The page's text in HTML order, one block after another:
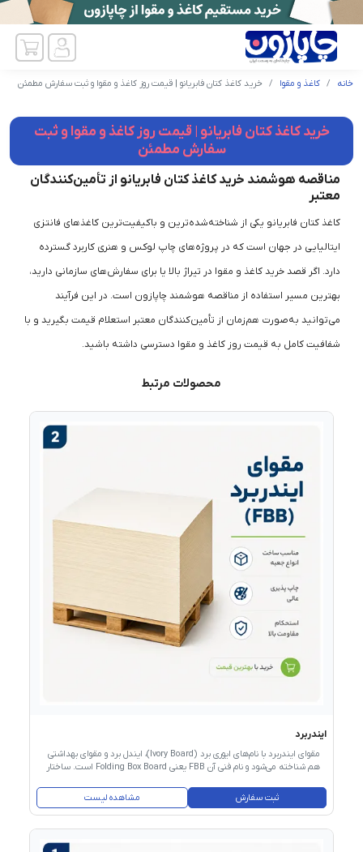
خانه کاغذ و مقوا خرید کاغذ کتان فابریانو | قیمت روز کاغذ و مقوا و ثبت سفارش مطمئن
خرید کاغذ کتان فابریانو | قیمت روز کاغذ و مقوا و ثبت
سفارش مطمئن
مناقصه هوشمند خرید کاغذ کتان فابریانو از تأمین‌کنندگان
معتبر
کاغذ کتان فابریانو یکی از شناخته‌شده‌ترین و باکیفیت‌ترین کاغذهای فانتزی
ایتالیایی در جهان است که در پروژه‌های چاپ لوکس و هنری کاربرد گسترده
دارد. اگر قصد خرید کاغذ و مقوا در تیراژ بالا یا برای سفارش‌های سازمانی دارید،
بهترین مسیر استفاده از مناقصه هوشمند چاپازون است. در این فرآیند
می‌توانید به‌صورت هم‌زمان از تأمین‌کنندگان معتبر استعلام قیمت بگیرید و با
شفافیت کامل به قیمت روز کاغذ و مقوا دسترسی داشته باشید.
محصولات مرتبط
ایندربرد
مقوای ایندربرد با نام‌های ایوری برد (Ivory Board)، ایندل برد و مقوای بهداشتی
هم شناخته می‌شود و نام فنی آن FBB یعنی Folding Box Board است. ساختار
میانی سبک‌تر از خمیر مکانیکی. این ترکیب باعث می‌شود مقوا هم سبک باشد،
هم استحکام تاخوردگی بالایی داشته باشد و هم سطح صافی برای چاپ ارائه
دهد. چون تمام لایه‌های آن از الیاف بکر (Virgin Pulp) تهیه می‌شود — نه
بازیافتی — به‌عنوان مقوای بهداشتی (Food Grade) شناخته می‌شود و برای
تماس غیرمستقیم با مواد غذایی و دارو مجاز است. گرماژ رایج آن در بازار ایران
ثبت سفارش مشاهده لیست